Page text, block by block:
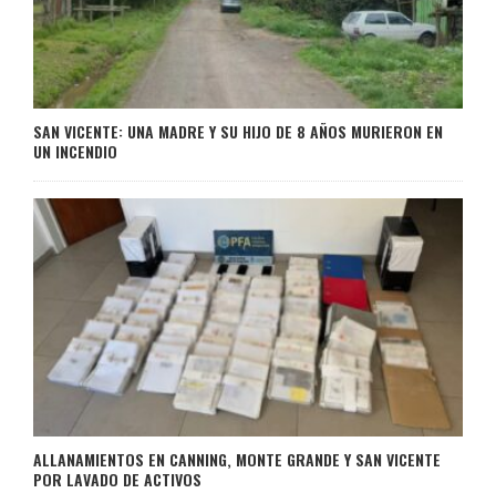
SAN VICENTE: UNA MADRE Y SU HIJO DE 8 AÑOS MURIERON EN
UN INCENDIO
ALLANAMIENTOS EN CANNING, MONTE GRANDE Y SAN VICENTE
POR LAVADO DE ACTIVOS